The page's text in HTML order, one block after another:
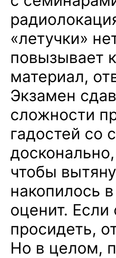
«летучки»
повызывает
материал,
Экзамен
сложности
гадостей со
чтобы
накопилось
оценит.
просидеть,
Но в целом,